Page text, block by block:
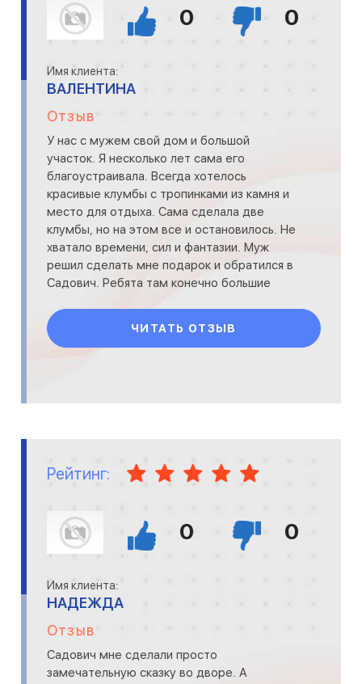
0 0
Имя клиента:
ВАЛЕНТИНА
Отзыв
У нас с мужем свой дом и большой
участок. Я несколько лет сама его
благоустраивала. Всегда хотелось
красивые клумбы с тропинками из камня и
место для отдыха. Сама сделала две
клумбы, но на этом все и остановилось. Не
хватало времени, сил и фантазии. Муж
решил сделать мне подарок и обратился в
Садович. Ребята там конечно большие
ЧИТАТЬ ОТЗЫВ
Рейтинг:
0 0
Имя клиента:
НАДЕЖДА
Отзыв
Садович мне сделали просто
замечательную сказку во дворе. А